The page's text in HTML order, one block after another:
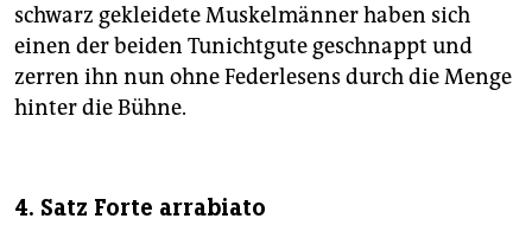
schwarz gekleidete Muskelmänner haben sich
einen der beiden Tunichtgute geschnappt und
zerren ihn nun ohne Federlesens durch die Menge
hinter die Bühne.
4. Satz Forte arrabiato